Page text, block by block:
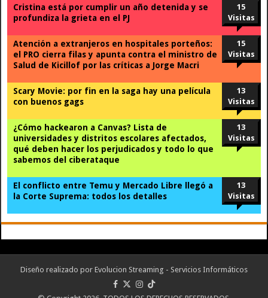
Cristina está por cumplir un año detenida y se
profundiza la grieta en el PJ
15
Visitas
Atención a extranjeros en hospitales porteños:
el PRO cierra filas y apunta contra el ministro de
Salud de Kicillof por las críticas a Jorge Macri
15
Visitas
Scary Movie: por fin en la saga hay una película
con buenos gags
13
Visitas
¿Cómo hackearon a Canvas? Lista de
universidades y distritos escolares afectados,
qué deben hacer los perjudicados y todo lo que
sabemos del ciberataque
13
Visitas
El conflicto entre Temu y Mercado Libre llegó a
la Corte Suprema: todos los detalles
13
Visitas
Diseño realizado por Evolucion Streaming - Servicios Informáticos